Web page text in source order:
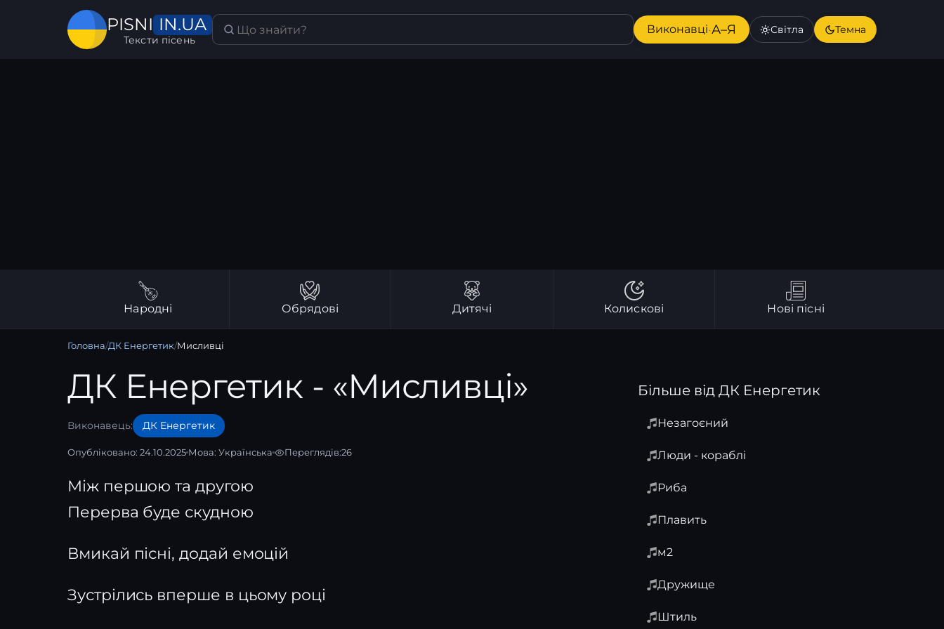
PISNI IN.UA
Тексти пісень
Виконавці·А–Я Світла Темна
Народні Обрядові Дитячі Колискові Нові пісні
Головна/ДК Енергетик/Мисливці
ДК Енергетик - «Мисливці»
Виконавець: ДК Енергетик
Опубліковано: 24.10.2025 Мова: Українська Переглядів:26
Між першою та другою
Перерва буде скудною
Вмикай пісні, додай емоцій
Зустрілись вперше в цьому році
Більше від ДК Енергетик
Незагоєний
Люди - кораблі
Риба
Плавить
м2
Дружище
Штиль